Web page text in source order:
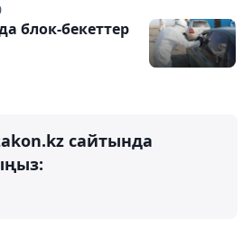
блок-бекеттер
сайтында